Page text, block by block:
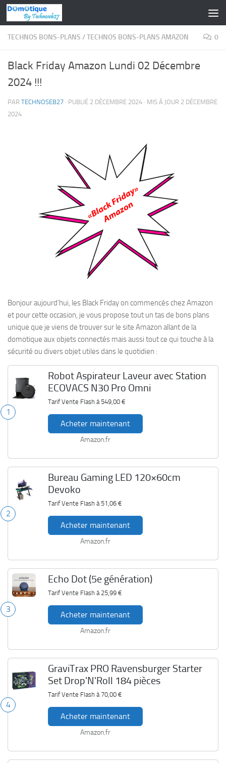
Skip to content
TECHNOS BONS-PLANS /TECHNOS BONS-PLANS AMAZON 0
Black Friday Amazon Lundi 02 Décembre
2024 !!!
PAR TECHNOSEB27 · PUBLIÉ 2 DÉCEMBRE 2024 · MIS À JOUR 2 DÉCEMBRE
2024
Bonjour aujourd’hui, les Black Friday on commencés chez Amazon
et pour cette occasion, je vous propose tout un tas de bons plans
unique que je viens de trouver sur le site Amazon allant de la
domotique aux objets connectés mais aussi tout ce qui touche à la
sécurité ou divers objet utiles dans le quotidien :
1
Robot Aspirateur Laveur avec Station
ECOVACS N30 Pro Omni
Tarif Vente Flash à 549,00 €
Acheter maintenant
Amazon.fr
2
Bureau Gaming LED 120×60cm
Devoko
Tarif Vente Flash à 51,06 €
Acheter maintenant
Amazon.fr
3
Echo Dot (5e génération)
Tarif Vente Flash à 25,99 €
Acheter maintenant
Amazon.fr
4
GraviTrax PRO Ravensburger Starter
Set Drop'N'Roll 184 pièces
Tarif Vente Flash à 70,00 €
Acheter maintenant
Amazon.fr